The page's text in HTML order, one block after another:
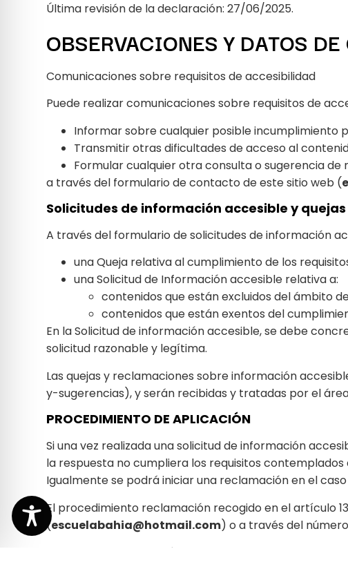
Última revisión de la declaración: 27/06/2025.
OBSERVACIONES Y DATOS
Comunicaciones sobre requisitos de accesibilidad
Puede realizar comunicaciones sobre requisitos de
Informar sobre cualquier posible incumplimiento
Transmitir otras dificultades de acceso al
Formular cualquier otra consulta o sugerencia
a través del formulario de contacto de este sitio web (
Solicitudes de información accesible y quejas
A través del formulario de solicitudes de información
una Queja relativa al cumplimiento de los requisitos
una Solicitud de Información accesible relativa a:
contenidos que están excluidos del ámbito
contenidos que están exentos del
En la Solicitud de información accesible, se debe
solicitud razonable y legítima.
Las quejas y reclamaciones sobre información
y-sugerencias), y serán recibidas y tratadas por el
PROCEDIMIENTO DE APLICACIÓN
Si una vez realizada una solicitud de información
la respuesta no cumpliera los requisitos contemplados
Igualmente se podrá iniciar una reclamación en el
El procedimiento reclamación recogido en el artículo
(escuelabahia@hotmail.com) o a través del
Las reclamaciones serán recibidas y tratadas por Juan